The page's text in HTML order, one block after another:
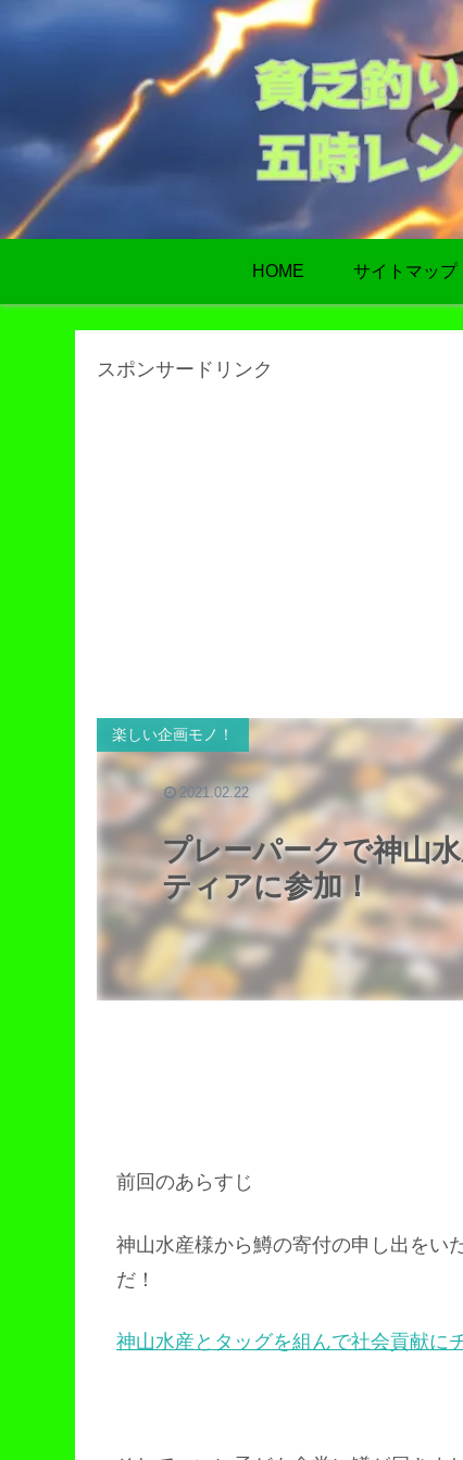
HOME サイトマップ
スポンサードリンク
プレーパークで神山
ティアに参加！
楽しい企画モノ！
2021.02.22
前回のあらすじ
神山水産様から鱒の寄付の申し出をい
だ！
神山水産とタッグを組んで社会貢献に